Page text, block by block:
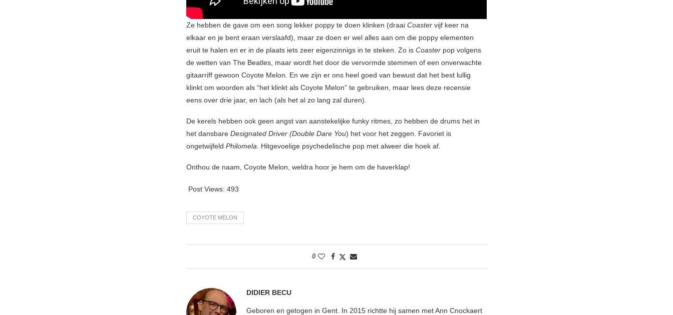
Ze hebben de gave om een song lekker poppy te doen klinken (draai Coaster vijf keer na
elkaar en je bent eraan verslaafd), maar ze doen er wel alles aan om die poppy elementen
eruit te halen en er in de plaats iets zeer eigenzinnigs in te steken. Zo is Coaster pop volgens
de wetten van The Beatles, maar wordt het door de vervormde stemmen of een onverwachte
gitaarriff gewoon Coyote Melon. En we zijn er ons heel goed van bewust dat het best lullig
klinkt om woorden als “het klinkt als Coyote Melon” te gebruiken, maar lees deze recensie
eens over drie jaar, en lach (als het al zo lang zal duren).
De kerels hebben ook geen angst van aanstekelijke funky ritmes, zo hebben de drums het in
het dansbare Designated Driver (Double Dare You) het voor het zeggen. Favoriet is
ongetwijfeld Philomela . Hitgevoelige psychedelische pop met alweer die hoek af.
Onthou de naam, Coyote Melon, weldra hoor je hem om de haverklap!
Post Views: 493
COYOTE MELON
0
DIDIER BECU
Geboren en getogen in Gent. In 2015 richtte hij samen met Ann Cnockaert